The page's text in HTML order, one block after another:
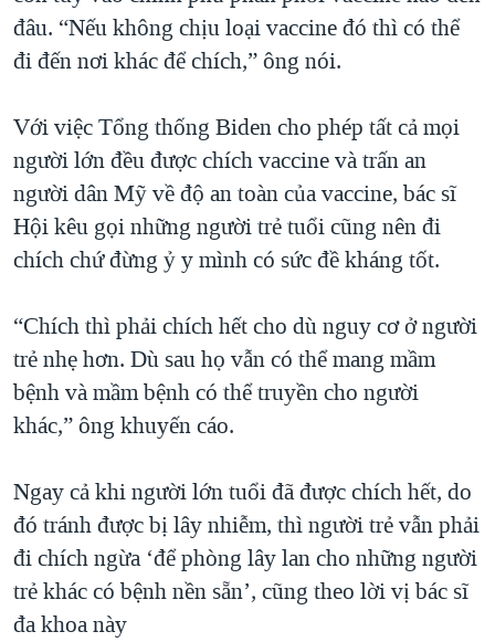
đâu. “Nếu không chịu loại vaccine đó thì có thể
đi đến nơi khác để chích,” ông nói.
Với việc Tổng thống Biden cho phép tất cả mọi
người lớn đều được chích vaccine và trấn an
người dân Mỹ về độ an toàn của vaccine, bác sĩ
Hội kêu gọi những người trẻ tuổi cũng nên đi
chích chứ đừng ỷ y mình có sức đề kháng tốt.
“Chích thì phải chích hết cho dù nguy cơ ở người
trẻ nhẹ hơn. Dù sau họ vẫn có thể mang mầm
bệnh và mầm bệnh có thể truyền cho người
khác,” ông khuyến cáo.
Ngay cả khi người lớn tuổi đã được chích hết, do
đó tránh được bị lây nhiễm, thì người trẻ vẫn phải
đi chích ngừa ‘để phòng lây lan cho những người
trẻ khác có bệnh nền sẵn’, cũng theo lời vị bác sĩ
đa khoa này